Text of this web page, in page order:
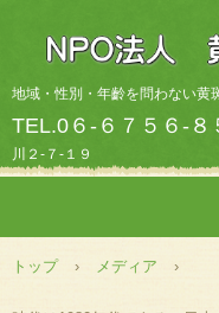
地域・性別・年齡を問わない黄
TEL.0６-６７５６-８
川２-７-１９
トップ › メディア ›